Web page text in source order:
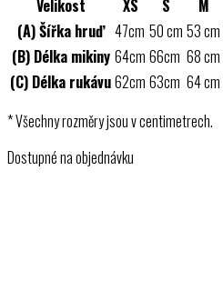
Velikost XS S M
(A) Šířka hruď 47cm 50 cm 53 cm
(B) Délka mikiny 64cm 66cm 68 cm
(C) Délka rukávu62cm 63cm 64 cm
* Všechny rozměry jsou v centimetrech.
Dostupné na objednávku